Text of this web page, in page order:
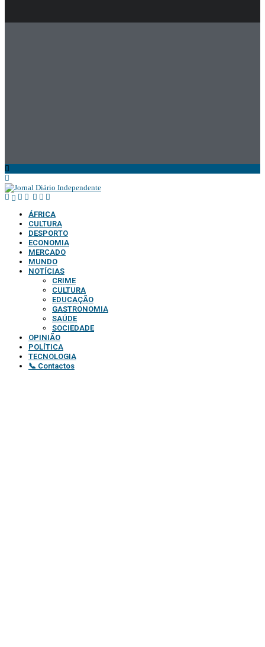
ÁFRICA
CULTURA
DESPORTO
ECONOMIA
MERCADO
MUNDO
NOTÍCIAS
CRIME
CULTURA
EDUCAÇÃO
GASTRONOMIA
SAÚDE
SOCIEDADE
OPINIÃO
POLÍTICA
TECNOLOGIA
📞 Contactos